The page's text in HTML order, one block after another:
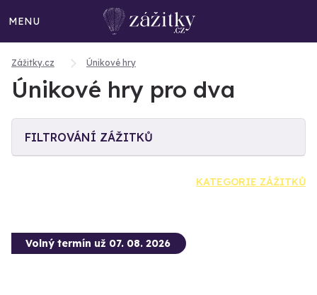
MENU
Zážitky.cz Únikové hry
Únikové hry pro dva
FILTROVÁNÍ ZÁŽITKŮ
KATEGORIE ZÁŽITKŮ
Volný termín už 07. 08. 2026